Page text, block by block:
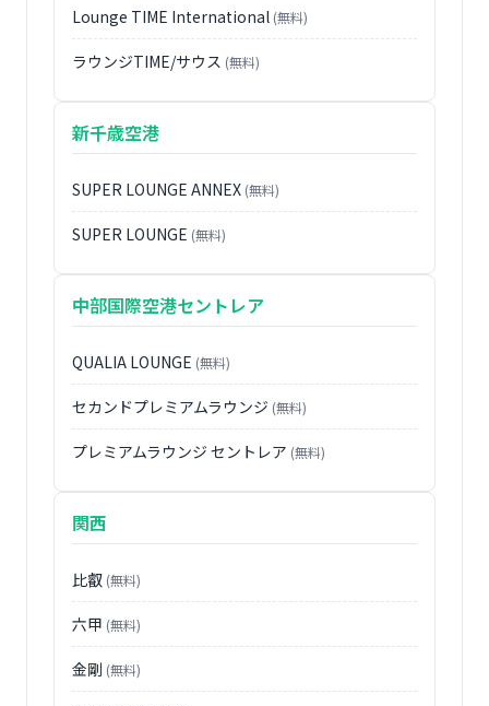
Lounge TIME International (無料)
ラウンジTIME/サウス (無料)
新千歳空港
SUPER LOUNGE ANNEX (無料)
SUPER LOUNGE (無料)
中部国際空港セントレア
QUALIA LOUNGE (無料)
セカンドプレミアムラウンジ (無料)
プレミアムラウンジ セントレア (無料)
関西
比叡 (無料)
六甲 (無料)
金剛 (無料)